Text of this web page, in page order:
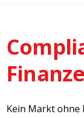
Kein Markt ohne